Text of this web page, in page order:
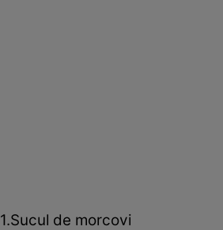
1.Sucul de morcovi